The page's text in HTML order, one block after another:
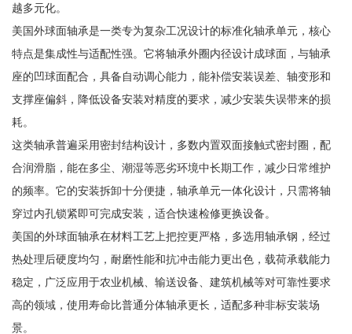
越多元化。
美国外球面轴承是一类专为复杂工况设计的标准化轴承单元，核心
特点是集成性与适配性强。它将轴承外圈内径设计成球面，与轴承
座的凹球面配合，具备自动调心能力，能补偿安装误差、轴变形和
支撑座偏斜，降低设备安装对精度的要求，减少安装失误带来的损
耗。
这类轴承普遍采用密封结构设计，多数内置双面接触式密封圈，配
合润滑脂，能在多尘、潮湿等恶劣环境中长期工作，减少日常维护
的频率。它的安装拆卸十分便捷，轴承单元一体化设计，只需将轴
穿过内孔锁紧即可完成安装，适合快速检修更换设备。
美国的外球面轴承在材料工艺上把控更严格，多选用轴承钢，经过
热处理后硬度均匀，耐磨性能和抗冲击能力更出色，载荷承载能力
稳定，广泛应用于农业机械、输送设备、建筑机械等对可靠性要求
高的领域，使用寿命比普通分体轴承更长，适配多种非标安装场
景。